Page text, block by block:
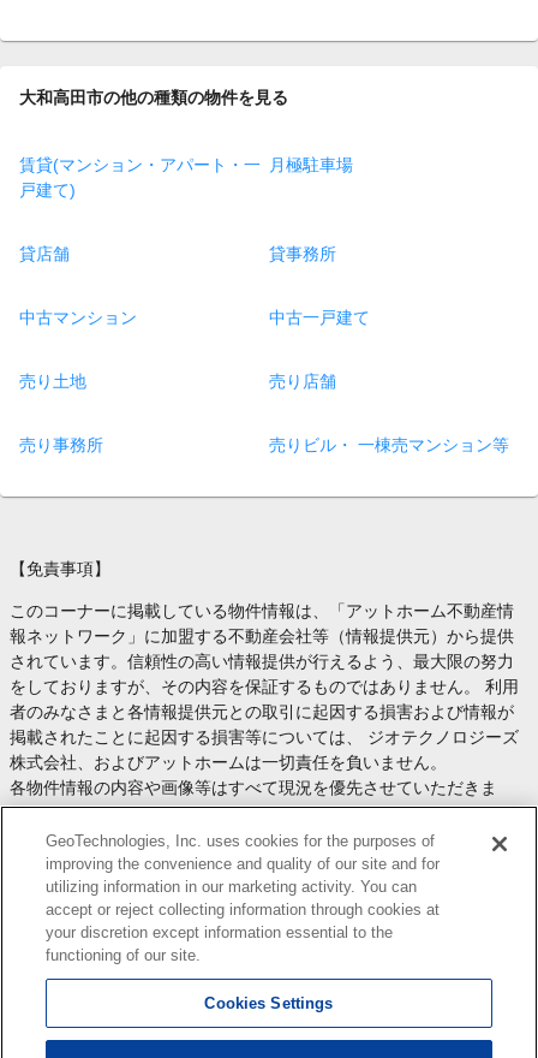
大和高田市の他の種類の物件を見る
賃貸(マンション・アパート・一
戸建て)
月極駐車場
貸店舗 貸事務所
中古マンション 中古一戸建て
売り土地 売り店舗
売り事務所 売りビル・ 一棟売マンション等
【免責事項】
このコーナーに掲載している物件情報は、「アットホーム不動産情
報ネットワーク」に加盟する不動産会社等（情報提供元）から提供
されています。信頼性の高い情報提供が行えるよう、最大限の努力
をしておりますが、その内容を保証するものではありません。 利用
者のみなさまと各情報提供元との取引に起因する損害および情報が
掲載されたことに起因する損害等については、 ジオテクノロジーズ
株式会社、およびアットホームは一切責任を負いません。
各物件情報の内容や画像等はすべて現況を優先させていただきま
す。
お取引等（お取引の準備、資金調達等を含みます）の際には、内容
や契約条件等について、 各情報提供元より十分な説明を受け、ご自
身でご確認の上、判断してください。
このコーナーへの物件情報のご掲載、その他不動産業務ソリューシ
ョン等についての不動産会社様のお問合せはこちら
します。
GeoTechnologies, Inc. uses cookies for the purposes of
improving the convenience and quality of our site and for
utilizing information in our marketing activity. You can
accept or reject collecting information through cookies at
your discretion except information essential to the
functioning of our site.
Cookies Settings